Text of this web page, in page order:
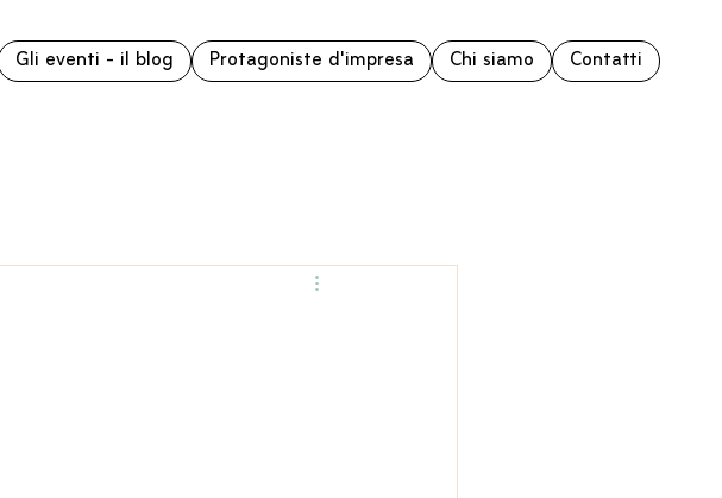
Gli eventi - il blog Protagoniste d'impresa Chi siamo Contatti